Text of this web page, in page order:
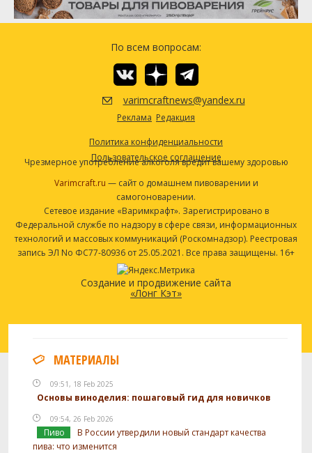
По всем вопросам:
varimcraftnews@yandex.ru
Реклама Редакция
Политика конфиденциальности
Пользовательское соглашение
Чрезмерное употребление алкоголя вредит вашему здоровью
Varimcraft.ru — сайт о домашнем пивоварении и
самогоноварении.
Сетевое издание «Варимкрафт». Зарегистрировано в
Федеральной службе по надзору в сфере связи, информационных
технологий и массовых коммуникаций (Роскомнадзор). Реестровая
запись ЭЛ No ФС77-80936 от 25.05.2021. Все права защищены. 16+
Создание и продвижение сайта
«Лонг Кэт»
МАТЕРИАЛЫ
09:51, 18 Feb 2025
Основы виноделия: пошаговый гид для новичков
09:54, 26 Feb 2026
Пиво
В России утвердили новый стандарт качества
пива: что изменится